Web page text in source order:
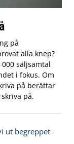
på
alla knep?
säljsamtal
i fokus. Om
på berättar
på.